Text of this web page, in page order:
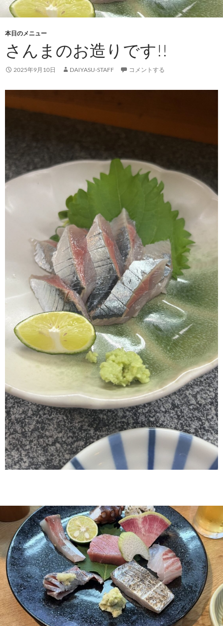
本日のメニュー
さんまのお造りです!!
2025年9月10日 DAIYASU-STAFF コメントする